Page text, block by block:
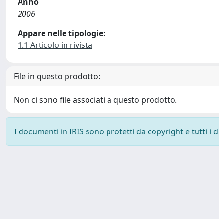
2006
Appare nelle tipologie:
1.1 Articolo in rivista
File in questo prodotto:
Non ci sono file associati a questo prodotto.
I documenti in IRIS sono protetti da copyright e tutti i